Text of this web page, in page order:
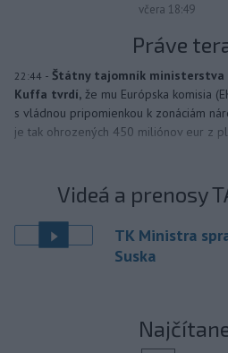
včera 18:49
Práve
22:44 - Štátny tajomník
Kuffa tvrdí, že mu Európska komisia
s vládnou pripomienkou k zonáciám
je tak ohrozených 450 miliónov eur z
Videá a prenosy
TK Ministra
Suska